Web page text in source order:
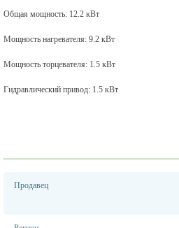
Общая мощность: 12.2 кВт
Мощность нагревателя: 9.2 кВт
Мощность торцевателя: 1.5 кВт
Гидравлический привод: 1.5 кВт
Продавец